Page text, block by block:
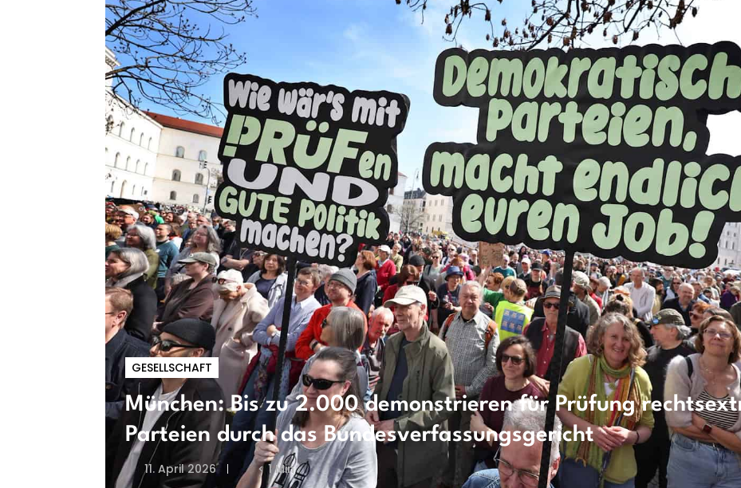
GESELLSCHAFT
München: Bis zu 2.000 demonstrieren für Prüfung
Parteien durch das Bundesverfassungsgericht
11. April 2026 < 1 Min